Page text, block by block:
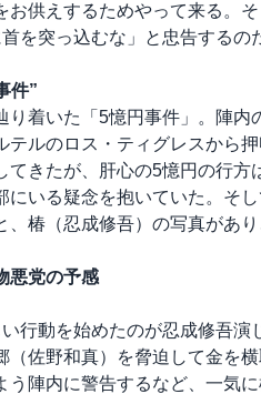
お供えするためやって来る。
を突っ込むな」と忠告するの
件”
り着いた「5憶円事件」。陣
テルのロス・ティグレスから
てきたが、肝心の5憶円の行
にいる疑念を抱いていた。そ
椿（忍成修吾）の写真があ
悪党の予感
行動を始めたのが忍成修吾
（佐野和真）を脅迫して金を
陣内に警告するなど、一気に